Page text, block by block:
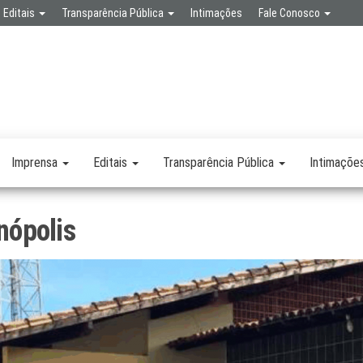
Editais Transparência Pública Intimações Fale Conosco
Imprensa Editais Transparência Pública